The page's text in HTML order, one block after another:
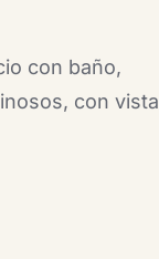
con baño,
con vista